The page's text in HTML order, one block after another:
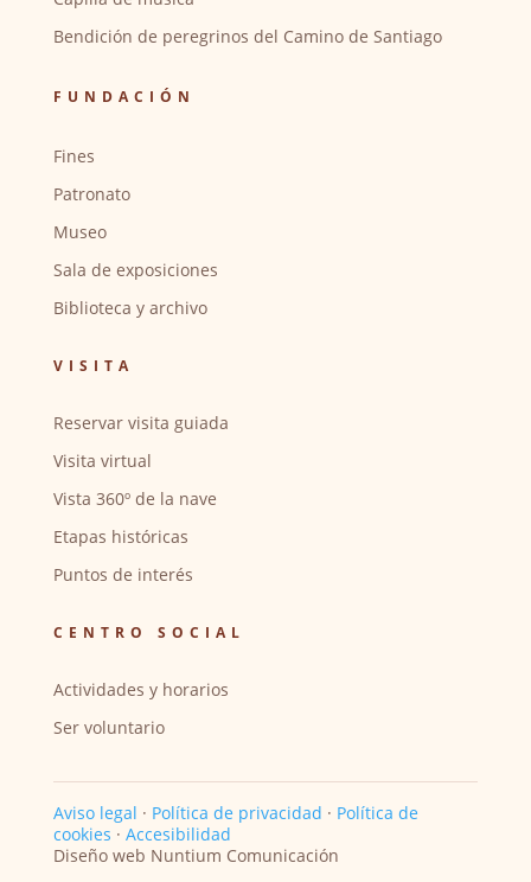
Bendición de peregrinos del Camino de Santiago
FUNDACIÓN
Fines
Patronato
Museo
Sala de exposiciones
Biblioteca y archivo
VISITA
Reservar visita guiada
Visita virtual
Vista 360º de la nave
Etapas históricas
Puntos de interés
CENTRO SOCIAL
Actividades y horarios
Ser voluntario
Aviso legal · Política de privacidad · Política de
cookies · Accesibilidad
Diseño web Nuntium Comunicación